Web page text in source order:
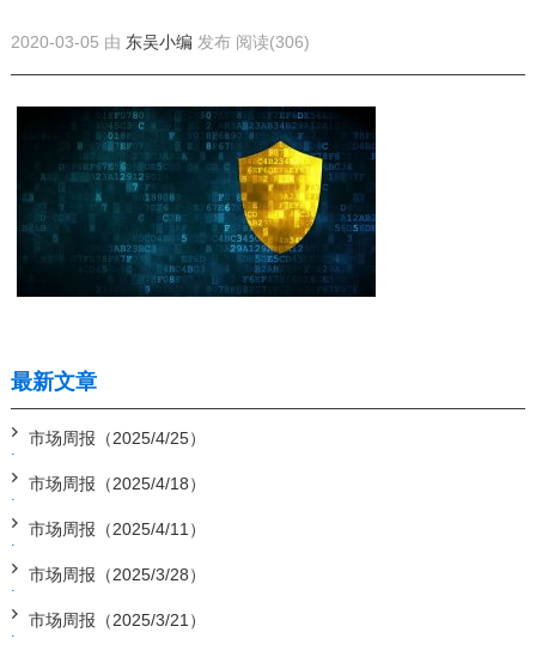
2020-03-05 由 东吴小编 发布 阅读(306)
最新文章
市场周报（2025/4/25）
市场周报（2025/4/18）
市场周报（2025/4/11）
市场周报（2025/3/28）
市场周报（2025/3/21）